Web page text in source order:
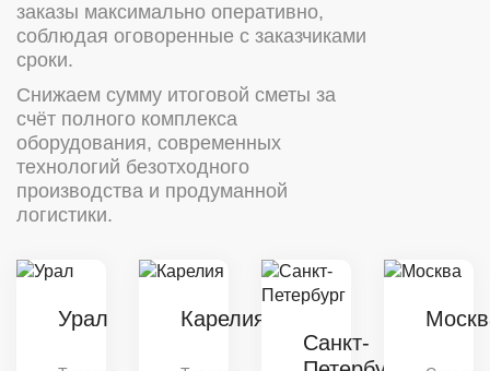
заказы максимально оперативно,
соблюдая оговоренные с заказчиками
сроки.
Снижаем сумму итоговой сметы за
счёт полного комплекса
оборудования, современных
технологий безотходного
производства и продуманной
логистики.
Урал Карелия
Санкт-